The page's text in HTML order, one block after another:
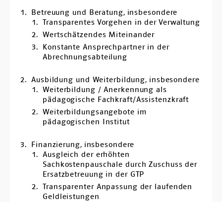
Betreuung und Beratung, insbesondere
Transparentes Vorgehen in der Verwaltung
Wertschätzendes Miteinander
Konstante Ansprechpartner in der
Abrechnungsabteilung
Ausbildung und Weiterbildung, insbesondere
Weiterbildung / Anerkennung als
pädagogische Fachkraft/Assistenzkraft
Weiterbildungsangebote im
pädagogischen Institut
Finanzierung, insbesondere
Ausgleich der erhöhten
Sachkostenpauschale durch Zuschuss der
Ersatzbetreuung in der GTP
Transparenter Anpassung der laufenden
Geldleistungen